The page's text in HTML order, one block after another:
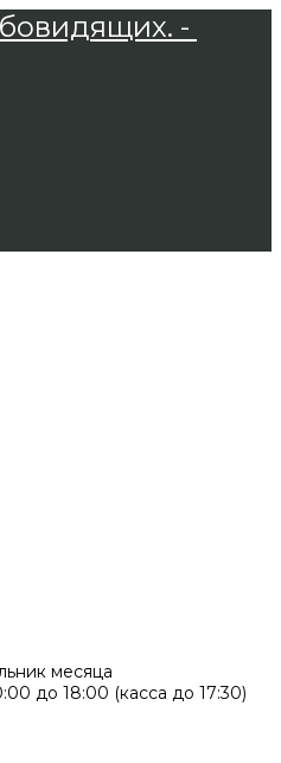
-
месяца
до 18:00 (касса до 17:30)